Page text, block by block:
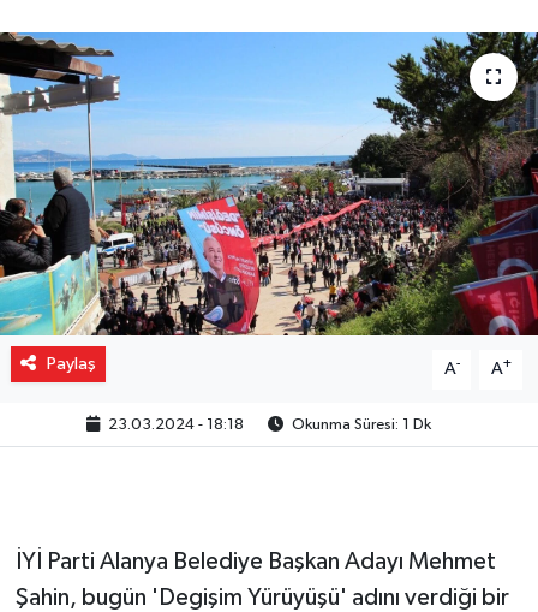
Paylaş A- A+
23.03.2024 - 18:18 Okunma Süresi: 1 Dk
İYİ Parti Alanya Belediye Başkan Adayı Mehmet
Şahin, bugün 'Degişim Yürüyüşü' adını verdiği bir
Politika
Spor
Turizm